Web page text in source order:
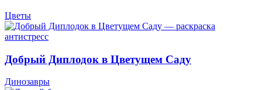
Цветы
Добрый Диплодок в Цветущем Саду
Динозавры